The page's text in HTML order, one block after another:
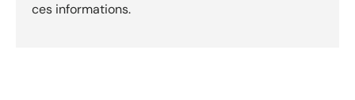
ces informations.